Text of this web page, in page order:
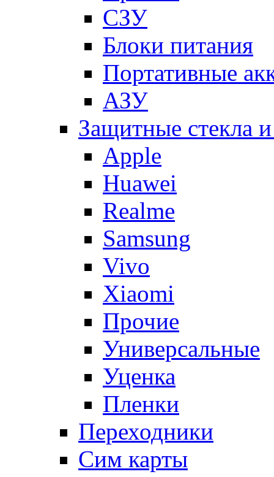
СЗУ
Блоки питания
Портативные
АЗУ
Защитные стекла
Apple
Huawei
Realme
Samsung
Vivo
Xiaomi
Прочие
Универсальные
Уценка
Пленки
Переходники
Сим карты